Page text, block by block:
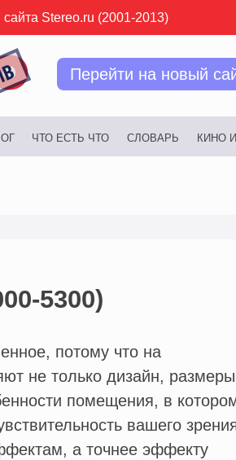
Stereo.ru (2001-2013)
Перейти на новый
ЧТО ЕСТЬ ЧТО СЛОВАРЬ КИНО
5300)
потому что на
не только дизайн, размеры
помещения, в
вашего
а точнее эффекту